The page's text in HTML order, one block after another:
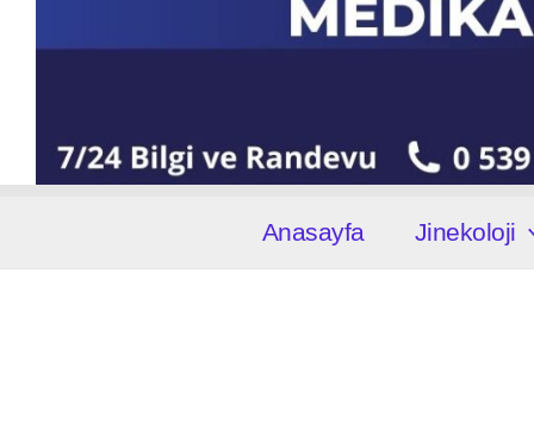
Anasayfa Jinekoloji